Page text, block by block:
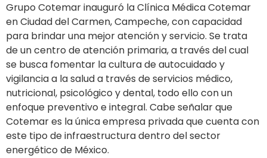
Grupo Cotemar inauguró la Clínica Médica Cotemar
en Ciudad del Carmen, Campeche, con capacidad
para brindar una mejor atención y servicio. Se trata
de un centro de atención primaria, a través del cual
se busca fomentar la cultura de autocuidado y
vigilancia a la salud a través de servicios médico,
nutricional, psicológico y dental, todo ello con un
enfoque preventivo e integral. Cabe señalar que
Cotemar es la única empresa privada que cuenta con
este tipo de infraestructura dentro del sector
energético de México.